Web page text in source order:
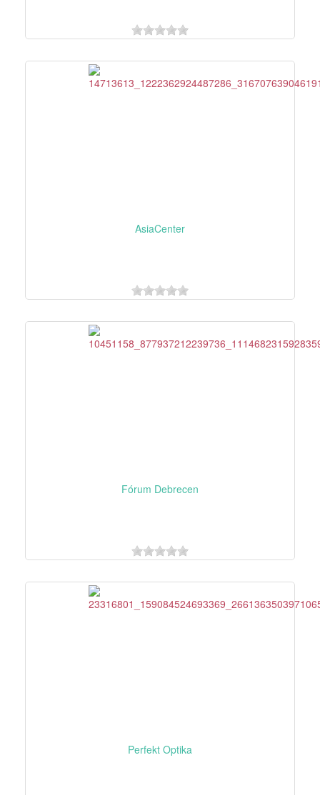
AsiaCenter
Fórum Debrecen
Perfekt Optika